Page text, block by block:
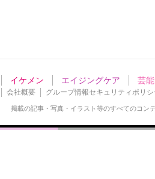
イケメン エイジングケア 芸能
会社概要 グループ情報セキュリティポリシ
掲載の記事・写真・イラスト等のすべてのコン